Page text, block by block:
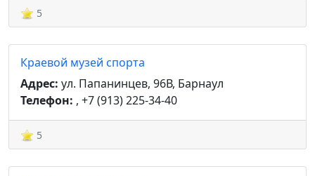
5
Краевой музей спорта
Адрес: ул. Папанинцев, 96В, Барнаул
Телефон: , +7 (913) 225-34-40
5